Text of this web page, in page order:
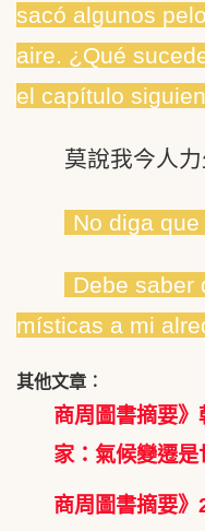
sacó algunos
aire. ¿Qué
el capítulo
莫說我今人
No diga que
Debe saber
místicas a mi
其他文章︰
商周圖書摘要
家：氣候變遷
商周圖書摘要